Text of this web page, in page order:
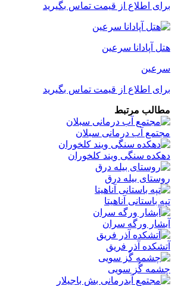
برای اطلاع از قیمت تماس بگیرید
هتل آپادانا سرعین
سرعین
برای اطلاع از قیمت تماس بگیرید
مطالب مرتبط
مجتمع آب درمانی سبلان
دهکده سنگی ویند کلخوران
روستای بیله درق
تپه باستانی آناهیتا
آبشار ورگه سران
آتشکده آذر فریق
چشمه گُز سویی